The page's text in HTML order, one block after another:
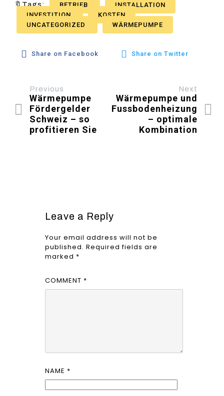
🔖Tags: BETRIEB
INSTALLATION
INVESTITION
KOSTEN
UNCATEGORIZED
WÄRMEPUMPE
Share on Facebook Share on Twitter
Previous
Wärmepumpe
Fördergelder
Schweiz – so
profitieren Sie
Next
Wärmepumpe und
Fussbodenheizung
– optimale
Kombination
Leave a Reply
Your email address will not be
published. Required fields are
marked *
COMMENT *
NAME *